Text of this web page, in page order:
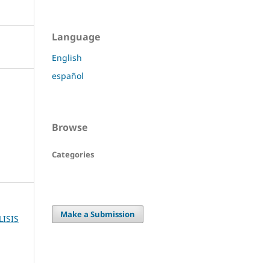
Language
English
español
Browse
Categories
Make a Submission